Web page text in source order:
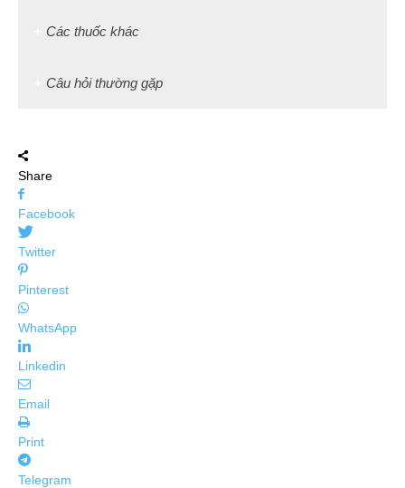
Các thuốc khác
Câu hỏi thường gặp
Share
Facebook
Twitter
Pinterest
WhatsApp
Linkedin
Email
Print
Telegram